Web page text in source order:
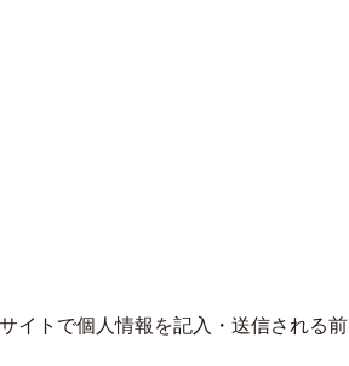
イトで個人情報を記入・送信される